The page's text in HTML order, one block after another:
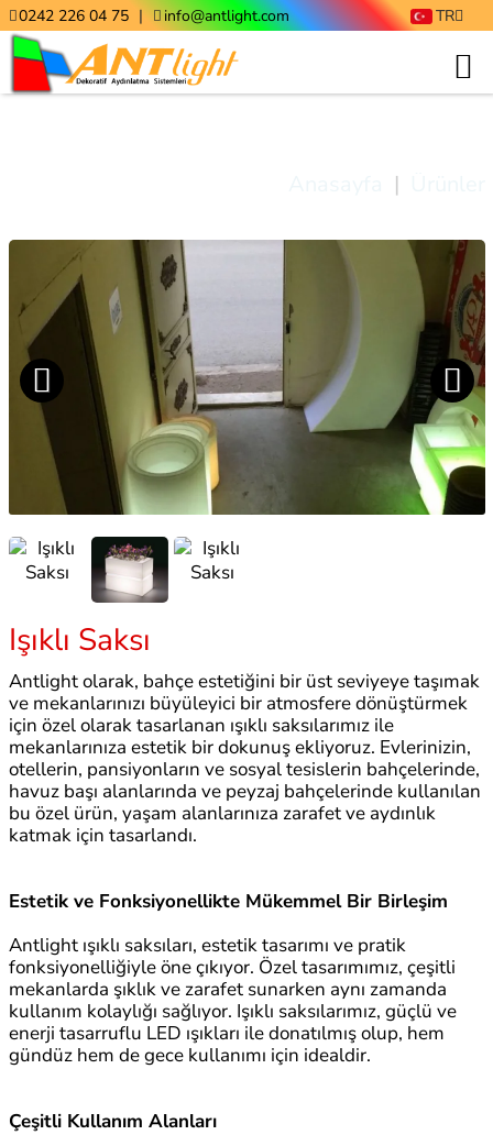
0242 226 04 75 | info@antlight.com TR
|
Next
Işıklı Saksı
Antlight olarak, bahçe estetiğini bir üst seviyeye taşımak
ve mekanlarınızı büyüleyici bir atmosfere dönüştürmek
için özel olarak tasarlanan ışıklı saksılarımız ile
mekanlarınıza estetik bir dokunuş ekliyoruz. Evlerinizin,
otellerin, pansiyonların ve sosyal tesislerin bahçelerinde,
havuz başı alanlarında ve peyzaj bahçelerinde kullanılan
bu özel ürün, yaşam alanlarınıza zarafet ve aydınlık
katmak için tasarlandı.
Estetik ve Fonksiyonellikte Mükemmel Bir Birleşim
Antlight ışıklı saksıları, estetik tasarımı ve pratik
fonksiyonelliğiyle öne çıkıyor. Özel tasarımımız, çeşitli
mekanlarda şıklık ve zarafet sunarken aynı zamanda
kullanım kolaylığı sağlıyor. Işıklı saksılarımız, güçlü ve
enerji tasarruflu LED ışıkları ile donatılmış olup, hem
gündüz hem de gece kullanımı için idealdir.
Çeşitli Kullanım Alanları